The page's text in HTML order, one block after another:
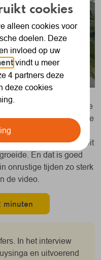
stap: de succesvolle
op 1 januari 2026. Op de
jaar. Toch
een positief resultaat. Dit
En dat is goed
onrustige tijden zo sterk
de video.
In het interview
en uitvoerend
cookies
alleen cookies voor
doelen. Deze
invloed op uw
vindt u meer
4 partners deze
deze cookies